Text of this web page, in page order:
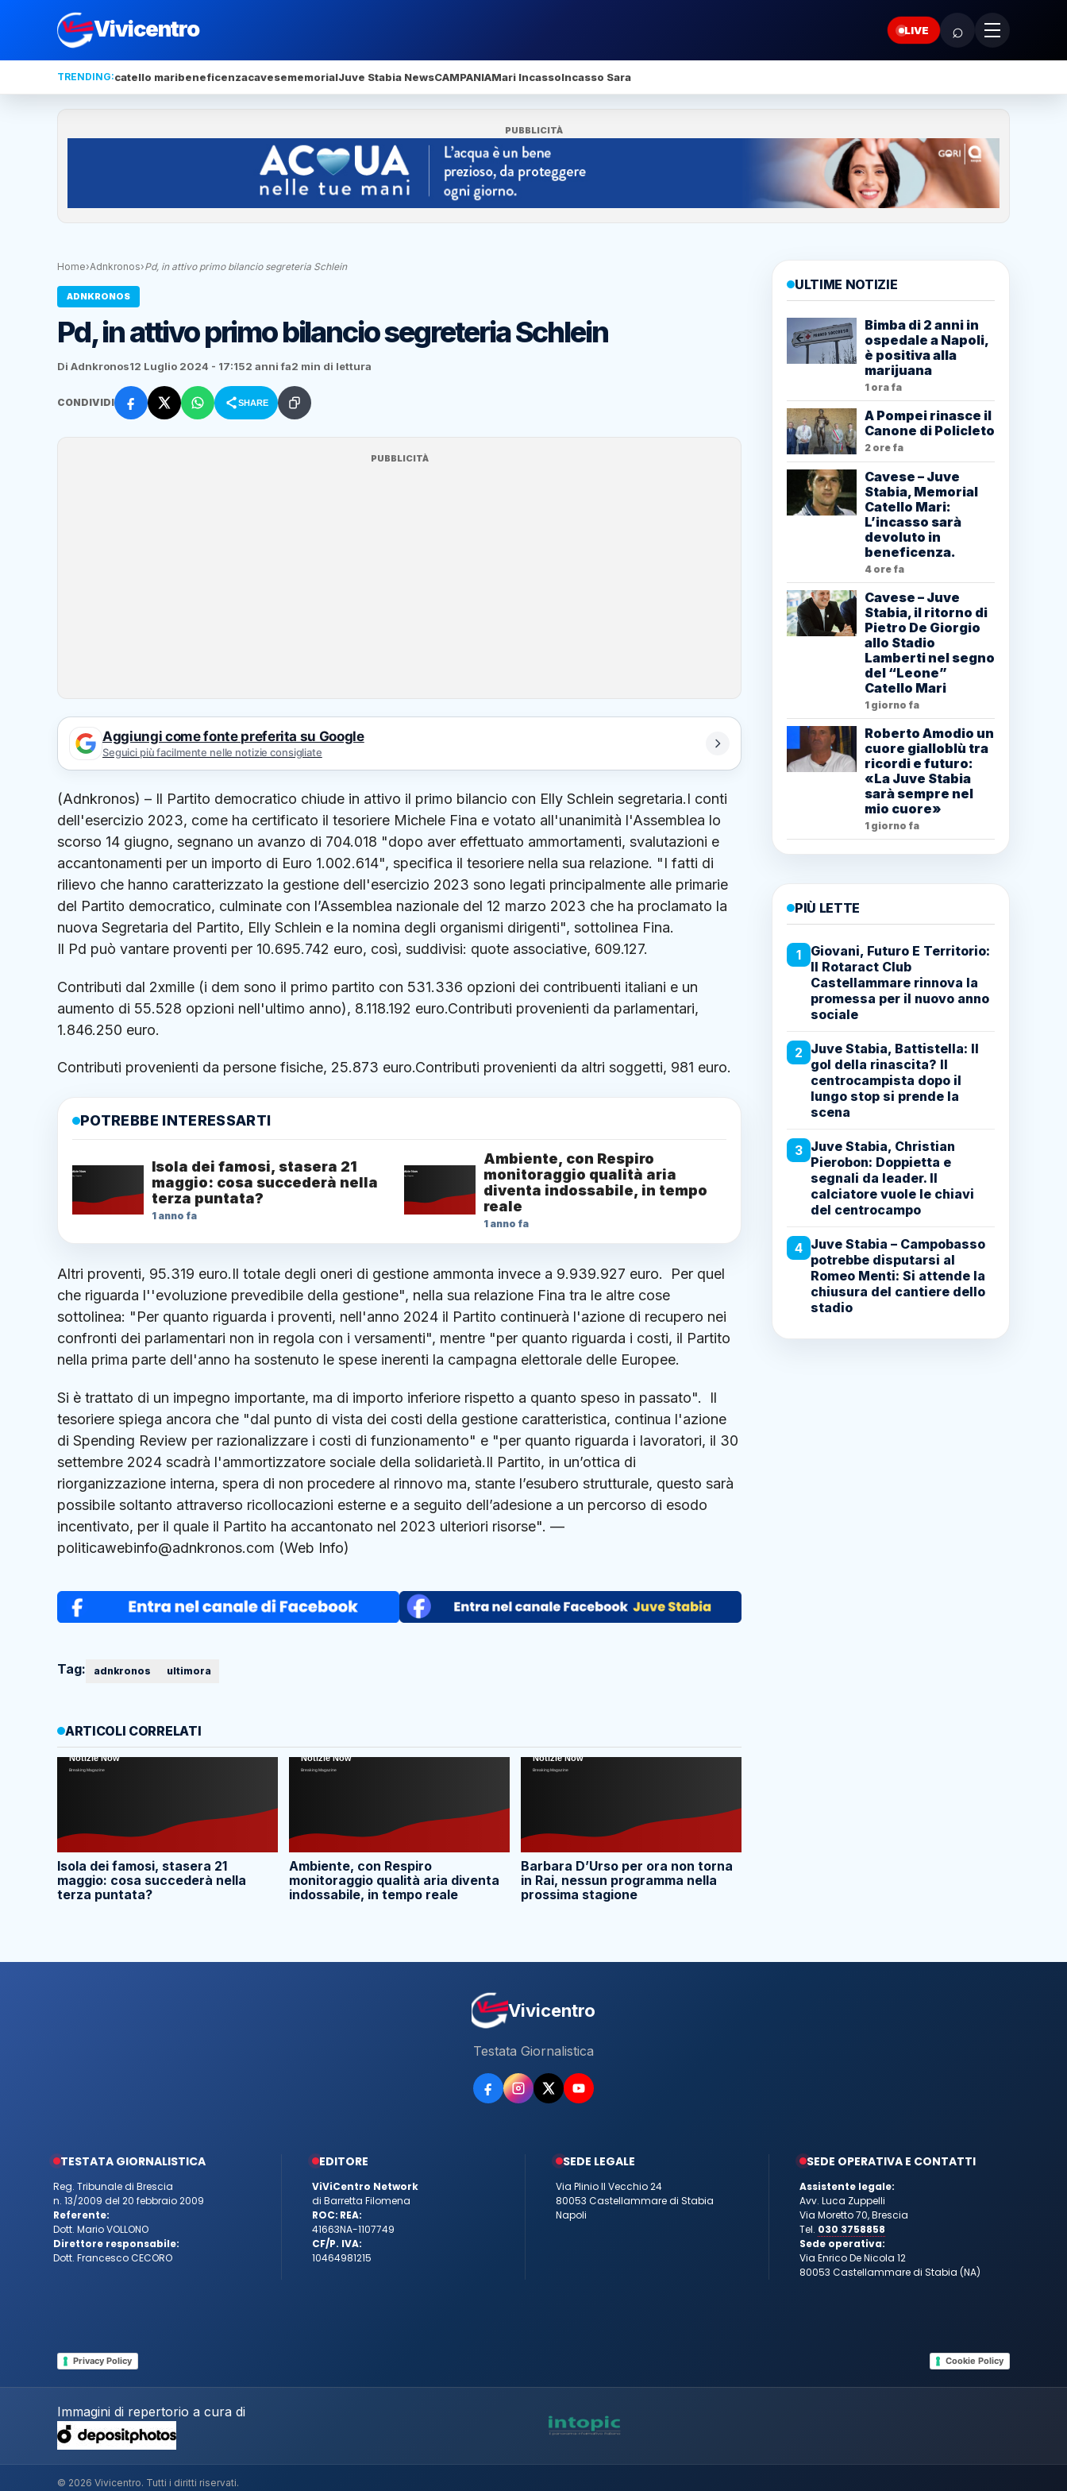
Vivicentro LIVE ⌕
TRENDING:catello maribeneficenzacavesememorialJuve Stabia NewsCAMPANIAMari IncassoIncasso Sara
PUBBLICITÀ
Home›Adnkronos›Pd, in attivo primo bilancio segreteria Schlein
ADNKRONOS
Pd, in attivo primo bilancio segreteria Schlein
Di Adnkronos12 Luglio 2024 - 17:152 anni fa2 min di lettura
CONDIVIDI SHARE
PUBBLICITÀ
Aggiungi come fonte preferita su Google
Seguici più facilmente nelle notizie consigliate
(Adnkronos) – Il Partito democratico chiude in attivo il primo bilancio con Elly Schlein segretaria.I conti
dell'esercizio 2023, come ha certificato il tesoriere Michele Fina e votato all'unanimità l'Assemblea lo
scorso 14 giugno, segnano un avanzo di 704.018 "dopo aver effettuato ammortamenti, svalutazioni e
accantonamenti per un importo di Euro 1.002.614", specifica il tesoriere nella sua relazione. "I fatti di
rilievo che hanno caratterizzato la gestione dell'esercizio 2023 sono legati principalmente alle primarie
del Partito democratico, culminate con l’Assemblea nazionale del 12 marzo 2023 che ha proclamato la
nuova Segretaria del Partito, Elly Schlein e la nomina degli organismi dirigenti", sottolinea Fina.
Il Pd può vantare proventi per 10.695.742 euro, così, suddivisi: quote associative, 609.127.
Contributi dal 2xmille (i dem sono il primo partito con 531.336 opzioni dei contribuenti italiani e un
aumento di 55.528 opzioni nell'ultimo anno), 8.118.192 euro.Contributi provenienti da parlamentari,
1.846.250 euro.
Contributi provenienti da persone fisiche, 25.873 euro.Contributi provenienti da altri soggetti, 981 euro.
POTREBBE INTERESSARTI
Isola dei famosi, stasera 21
maggio: cosa succederà nella
terza puntata?
1 anno fa
Ambiente, con Respiro
monitoraggio qualità aria
diventa indossabile, in tempo
reale
1 anno fa
Altri proventi, 95.319 euro.Il totale degli oneri di gestione ammonta invece a 9.939.927 euro. Per quel
che riguarda l''evoluzione prevedibile della gestione", nella sua relazione Fina tra le altre cose
sottolinea: "Per quanto riguarda i proventi, nell'anno 2024 il Partito continuerà l'azione di recupero nei
confronti dei parlamentari non in regola con i versamenti", mentre "per quanto riguarda i costi, il Partito
nella prima parte dell'anno ha sostenuto le spese inerenti la campagna elettorale delle Europee.
Si è trattato di un impegno importante, ma di importo inferiore rispetto a quanto speso in passato". Il
tesoriere spiega ancora che "dal punto di vista dei costi della gestione caratteristica, continua l'azione
di Spending Review per razionalizzare i costi di funzionamento" e "per quanto riguarda i lavoratori, il 30
settembre 2024 scadrà l'ammortizzatore sociale della solidarietà.Il Partito, in un’ottica di
riorganizzazione interna, spera di non procedere al rinnovo ma, stante l’esubero strutturale, questo sarà
possibile soltanto attraverso ricollocazioni esterne e a seguito dell’adesione a un percorso di esodo
incentivato, per il quale il Partito ha accantonato nel 2023 ulteriori risorse". —
politicawebinfo@adnkronos.com (Web Info)
Tag: adnkronos ultimora
ARTICOLI CORRELATI
Isola dei famosi, stasera 21
maggio: cosa succederà nella
terza puntata?
Ambiente, con Respiro
monitoraggio qualità aria diventa
indossabile, in tempo reale
Barbara D’Urso per ora non torna
in Rai, nessun programma nella
prossima stagione
ULTIME NOTIZIE
Bimba di 2 anni in
ospedale a Napoli,
è positiva alla
marijuana
1 ora fa
A Pompei rinasce il
Canone di Policleto
2 ore fa
Cavese – Juve
Stabia, Memorial
Catello Mari:
L’incasso sarà
devoluto in
beneficenza.
4 ore fa
Cavese – Juve
Stabia, il ritorno di
Pietro De Giorgio
allo Stadio
Lamberti nel segno
del “Leone”
Catello Mari
1 giorno fa
Roberto Amodio un
cuore gialloblù tra
ricordi e futuro:
«La Juve Stabia
sarà sempre nel
mio cuore»
1 giorno fa
PIÙ LETTE
1
Giovani, Futuro E Territorio:
Il Rotaract Club
Castellammare rinnova la
promessa per il nuovo anno
sociale
2 Juve Stabia, Battistella: Il
gol della rinascita? Il
centrocampista dopo il
lungo stop si prende la
scena
3 Juve Stabia, Christian
Pierobon: Doppietta e
segnali da leader. Il
calciatore vuole le chiavi
del centrocampo
4 Juve Stabia – Campobasso
potrebbe disputarsi al
Romeo Menti: Si attende la
chiusura del cantiere dello
stadio
Vivicentro
Testata Giornalistica
TESTATA GIORNALISTICA
Reg. Tribunale di Brescia
n. 13/2009 del 20 febbraio 2009
Referente:
Dott. Mario VOLLONO
Direttore responsabile:
Dott. Francesco CECORO
EDITORE
ViViCentro Network
di Barretta Filomena
ROC:
41663
REA:
NA-1107749
CF/P. IVA:
10464981215
SEDE LEGALE
Via Plinio Il Vecchio 24
80053 Castellammare di Stabia
Napoli
SEDE OPERATIVA E CONTATTI
Assistente legale:
Avv. Luca Zuppelli
Via Moretto 70, Brescia
Tel. 030 3758858
Sede operativa:
Via Enrico De Nicola 12
80053 Castellammare di Stabia (NA)
Privacy Policy Cookie Policy
Immagini di repertorio a cura di
© 2026 Vivicentro. Tutti i diritti riservati.